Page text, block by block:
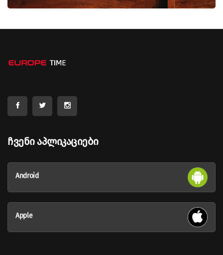
Ჩვენი Აპლიკაციები
Android
Apple